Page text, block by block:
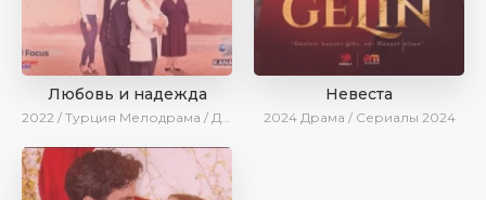
Любовь и надежда
2022 / Турция Мелодрама / Драма / BeniAffet
Невеста
2024 Драма / Сериалы 2024